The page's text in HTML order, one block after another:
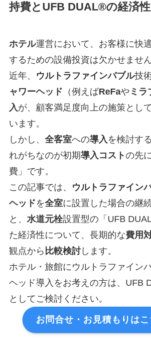
持費とUFB DUAL®の経済性
ホテル運営において、お客様に快
するための設備投資は欠かせません
近年、
ウルトラファインバブル技
ャワーヘッド （例えばReFaや ミラ
入が、顧客満足度向上の施策として
います。
しかし、 全客室への導入 を検討す
れがちなのが初期導入コストの先
費」です。
この記事では、
ウルトラファイン
ヘッドを全室に設置した場合の継
と、 水道元栓設置型の「UFB
た経済性について、長期的な費用
観点から 比較検討します。
ホテル・旅館にウルトラファイン
ヘッド導入をお考えの方は、UFB
としてご検討ください。
お問合せ・お見積もりはこ